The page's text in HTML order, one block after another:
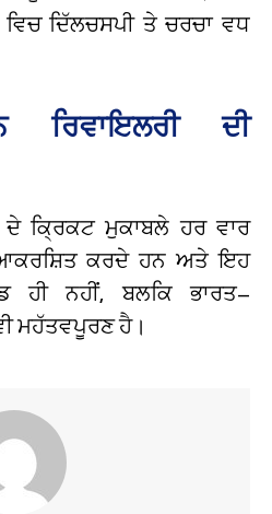
ਦਿੱਲਚਸਪੀ ਤੇ ਚਰਚਾ ਵਧ
ਰਿਵਾਇਲਰੀ ਦੀ
ਦੇ ਕ੍ਰਿਕਟ ਮੁਕਾਬਲੇ ਹਰ ਵਾਰ
ਕਰਦੇ ਹਨ ਅਤੇ ਇਹ
ਹੀ ਨਹੀਂ, ਬਲਕਿ ਭਾਰਤ–
ਮਹੱਤਵਪੂਰਣ ਹੈ।